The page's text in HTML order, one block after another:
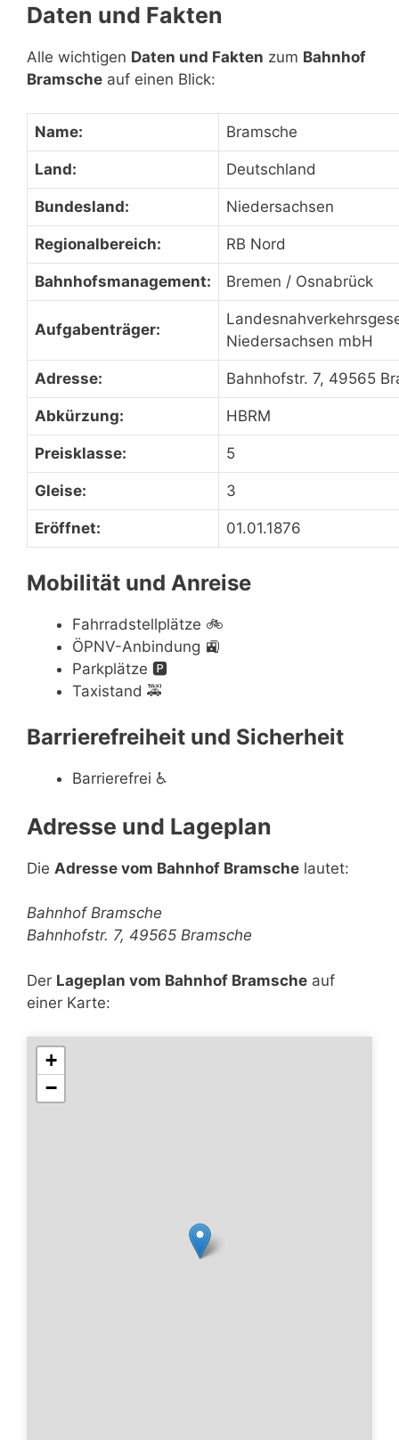
Daten und Fakten
Alle wichtigen Daten und Fakten zum Bahnhof
Bramsche auf einen Blick:
Name: Bramsche
Land: Deutschland
Bundesland: Niedersachsen
Regionalbereich: RB Nord
Bahnhofsmanagement: Bremen / Osnabrück
Aufgabenträger:
Niedersachsen mbH
Adresse: Bahnhofstr. 7, 49565
Abkürzung: HBRM
Preisklasse: 5
Gleise: 3
Eröffnet: 01.01.1876
Mobilität und Anreise
Fahrradstellplätze 🚲
ÖPNV-Anbindung 🚉
Parkplätze 🅿️
Taxistand 🚕
Barrierefreiheit und Sicherheit
Barrierefrei ♿
Adresse und Lageplan
Die Adresse vom Bahnhof Bramsche lautet:
Bahnhof Bramsche
Bahnhofstr. 7, 49565 Bramsche
Der Lageplan vom Bahnhof Bramsche auf
einer Karte:
+
−